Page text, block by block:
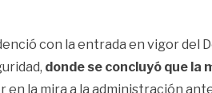
con la entrada en vigor
donde se concluyó que la
en la mira a la administración